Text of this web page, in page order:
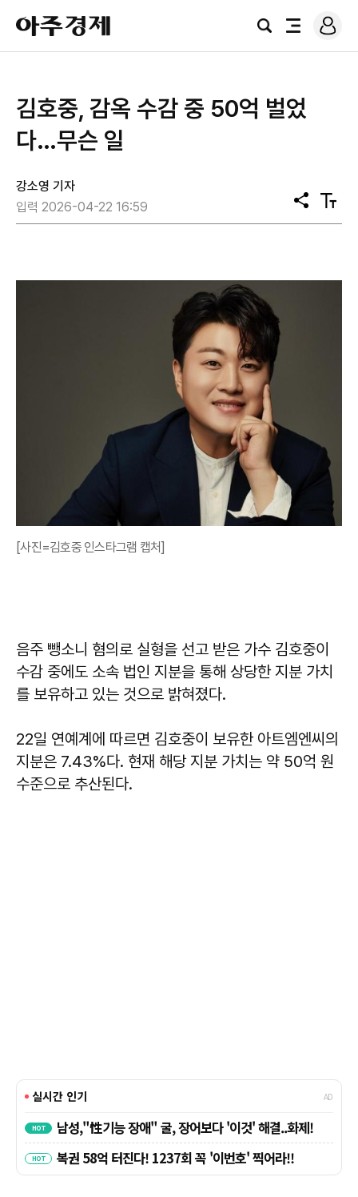
아
주
경
검
전
로
그
김호중, 감옥 수감 중 50억 벌었
다…무슨 일
강소영 기자
입력 2026-04-22 16:59
공
유
텍
스
[사진=김호중 인스타그램 캡처]
음주 뺑소니 혐의로 실형을 선고 받은 가수 김호중이
수감 중에도 소속 법인 지분을 통해 상당한 지분 가치
를 보유하고 있는 것으로 밝혀졌다.
22일 연예계에 따르면 김호중이 보유한 아트엠엔씨의
지분은 7.43%다. 현재 해당 지분 가치는 약 50억 원
수준으로 추산된다.